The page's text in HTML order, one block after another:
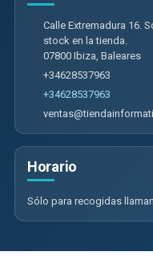
Calle Extremadura 16.
stock en la tienda.
07800 Ibiza Baleares
+34628537963
+34628537963
Horario
Sólo para recogidas